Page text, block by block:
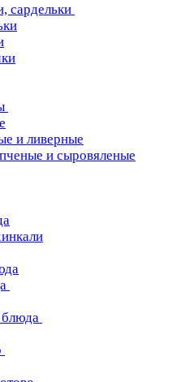
сардельки
и ливерные
и сыровяленые